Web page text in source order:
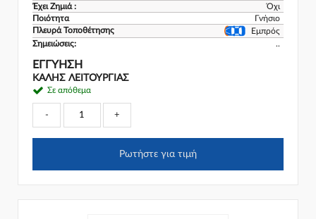
Έχει Ζημιά :
Όχι
Ποιότητα
Γνήσιο
Πλευρά Τοποθέτησης
Εμπρός
Σημειώσεις:
..
ΕΓΓΎΗΣΗ
ΚΑΛΗΣ ΛΕΙΤΟΥΡΓΙΑΣ
Σε απόθεμα
- +
Ρωτήστε για τιμή